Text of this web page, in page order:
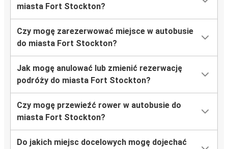
miasta Fort Stockton?
Czy mogę zarezerwować miejsce w autobusie
do miasta Fort Stockton?
Jak mogę anulować lub zmienić rezerwację
podróży do miasta Fort Stockton?
Czy mogę przewieźć rower w autobusie do
miasta Fort Stockton?
Do jakich miejsc docelowych mogę dojechać